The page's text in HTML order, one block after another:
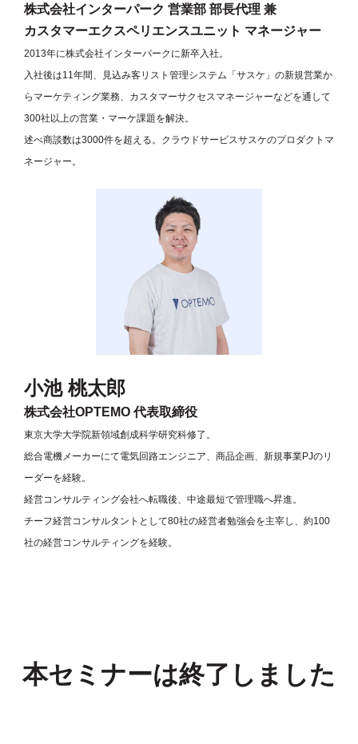
株式会社インターパーク 営業部 部長代理 兼
カスタマーエクスペリエンスユニット マネージャー
2013年に株式会社インターパークに新卒入社。
入社後は11年間、見込み客リスト管理システム「サスケ」の新規営業か
らマーケティング業務、カスタマーサクセスマネージャーなどを通して
300社以上の営業・マーケ課題を解決。
述べ商談数は3000件を超える。クラウドサービスサスケのプロダクトマ
ネージャー。
小池 桃太郎
株式会社OPTEMO 代表取締役
東京大学大学院新領域創成科学研究科修了。
総合電機メーカーにて電気回路エンジニア、商品企画、新規事業PJのリ
ーダーを経験。
経営コンサルティング会社へ転職後、中途最短で管理職へ昇進。
チーフ経営コンサルタントとして80社の経営者勉強会を主宰し、約100
社の経営コンサルティングを経験。
本セミナーは終了しました